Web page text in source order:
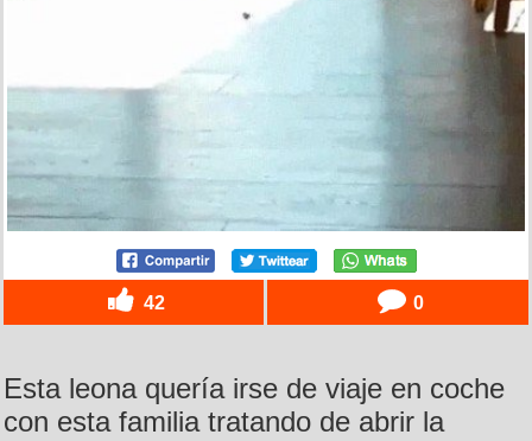
42 0
Esta leona quería irse de viaje en coche
con esta familia tratando de abrir la